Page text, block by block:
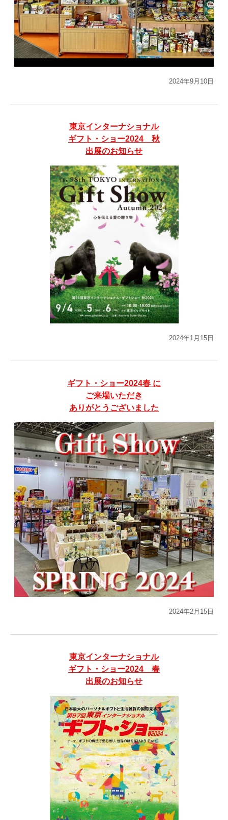
2024年9月10日
東京インターナショナル
ギフト・ショー2024 秋
出展のお知らせ
2024年1月15日
ギフト・ショー2024春 に
ご来場いただき
ありがとうございました
2024年2月15日
東京インターナショナル
ギフト・ショー2024 春
出展のお知らせ